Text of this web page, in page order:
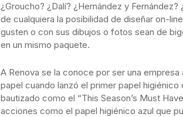
¿Groucho? ¿Dalí? ¿Hernández y
de cualquiera la posibilidad de diseñar on-
gusten o con sus dibujos o fotos sean de
en un mismo paquete.
A Renova se la conoce por ser una
papel cuando lanzó el primer papel
bautizado como el “This Season’s Must
acciones como el papel higiénico azul que